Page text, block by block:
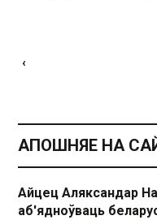
‹
АПОШНЯЕ НА
Айцец Аляксандар
аб'ядноўваць